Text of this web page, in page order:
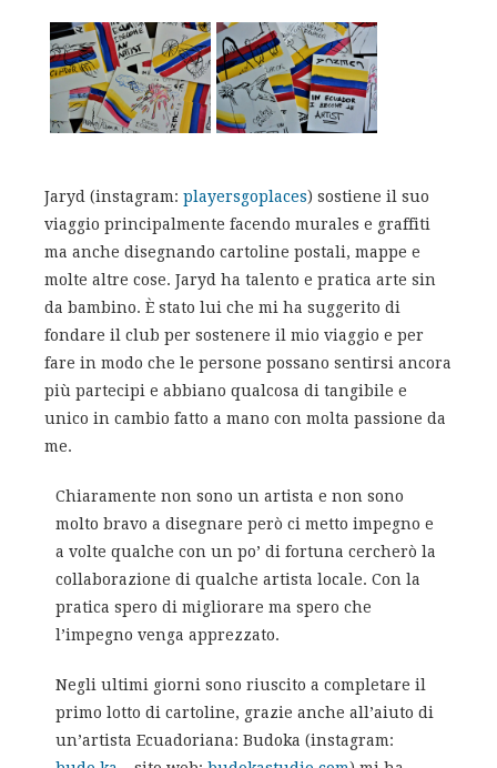
Jaryd (instagram: playersgoplaces) sostiene il suo
viaggio principalmente facendo murales e graffiti
ma anche disegnando cartoline postali, mappe e
molte altre cose. Jaryd ha talento e pratica arte sin
da bambino. È stato lui che mi ha suggerito di
fondare il club per sostenere il mio viaggio e per
fare in modo che le persone possano sentirsi ancora
più partecipi e abbiano qualcosa di tangibile e
unico in cambio fatto a mano con molta passione da
me.
Chiaramente non sono un artista e non sono
molto bravo a disegnare però ci metto impegno e
a volte qualche con un po’ di fortuna cercherò la
collaborazione di qualche artista locale. Con la
pratica spero di migliorare ma spero che
l’impegno venga apprezzato.
Negli ultimi giorni sono riuscito a completare il
primo lotto di cartoline, grazie anche all’aiuto di
un’artista Ecuadoriana: Budoka (instagram: